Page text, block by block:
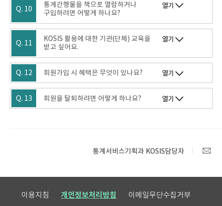
Q. 10
통계간행물을 책으로 열람하거나
구입하려면 어떻게 하나요?
열기
Q. 11
KOSIS 활용에 대한 기관(단체) 교육을
받고 싶어요.
열기
Q. 12 회원가입 시 혜택은 무엇이 있나요? 열기
Q. 13 회원을 탈퇴하려면 어떻게 하나요? 열기
통계서비스기획과 KOSIS담당자
이용지침 개인정보처리방침 이메일무단수집거부